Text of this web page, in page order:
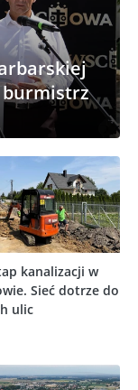
burmistrz
kanalizacji w
Sieć dotrze do
ulic